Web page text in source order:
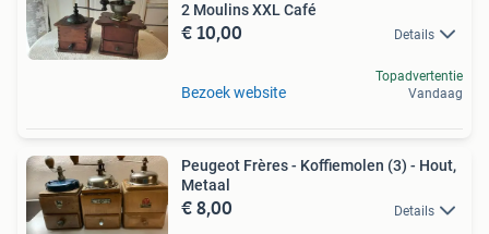
2 Moulins XXL Café
€ 10,00 Details
Bezoek website
Topadvertentie
Vandaag
Peugeot Frères - Koffiemolen (3) - Hout,
Metaal
€ 8,00 Details